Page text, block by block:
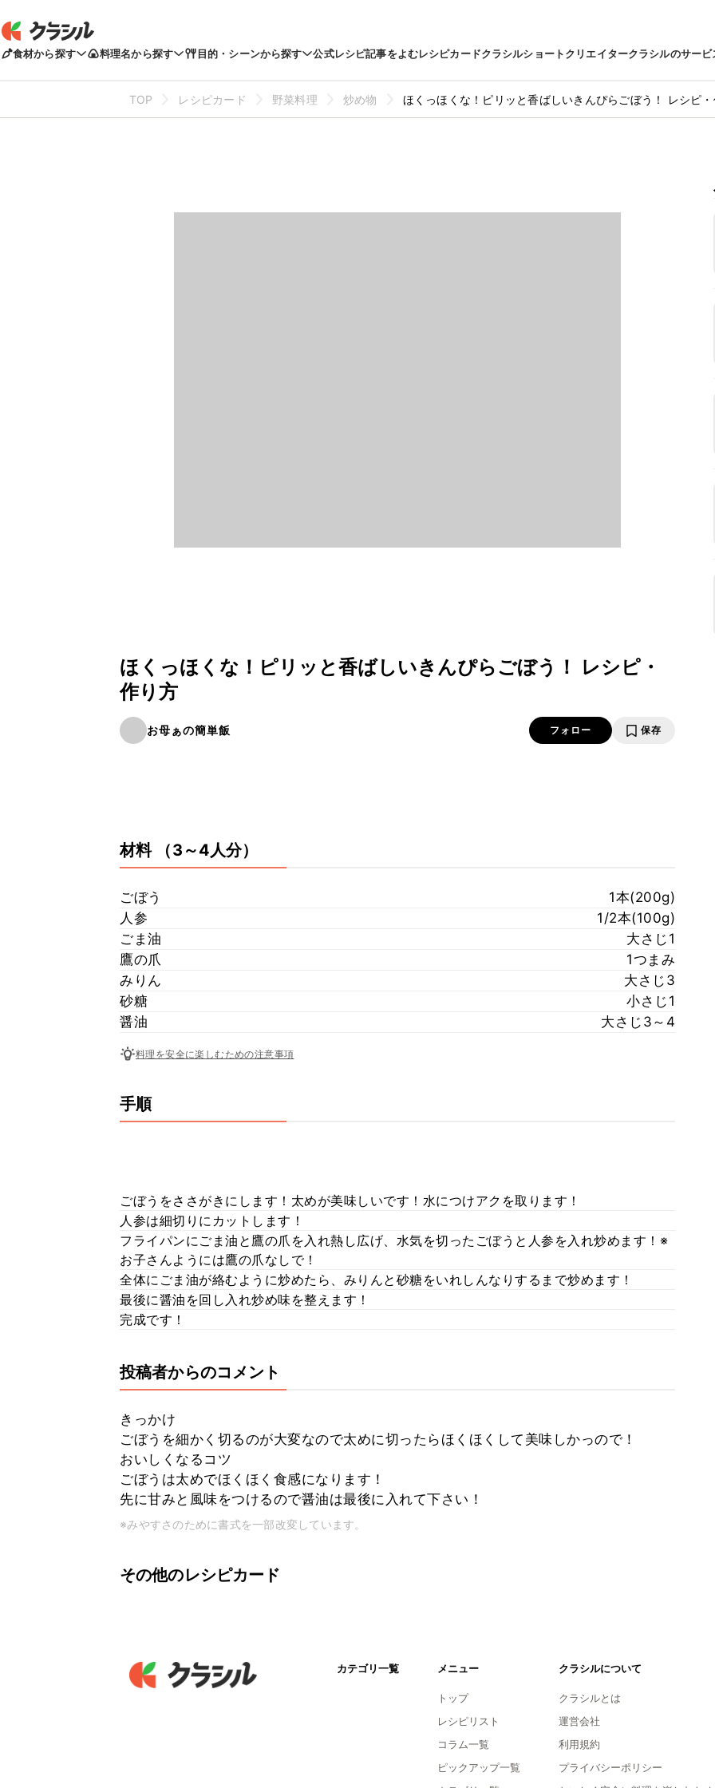
食材から探す 料理名から探す 目的・シーンから探す 公式レシピ記事をよむレシピカードクラシルショートクリエイタークラシルのサービ
TOP レシピカード 野菜料理 炒め物 ほくっほくな！ピリッと香ばしいきんぴらごぼう！ レシピ
ほくっほくな！ピリッと香ばしいきんぴらごぼう！ レシピ・
作り方
お母ぁの簡単飯 フォロー 保存
材料 （3～4人分）
ごぼう
1本(200g)
人参
1/2本(100g)
ごま油
大さじ1
鷹の爪
1つまみ
みりん
大さじ3
砂糖
小さじ1
醤油
大さじ3～4
料理を安全に楽しむための注意事項
手順
ごぼうをささがきにします！太めが美味しいです！水につけアクを取ります！
人参は細切りにカットします！
フライパンにごま油と鷹の爪を入れ熱し広げ、水気を切ったごぼうと人参を入れ炒めます！※
お子さんようには鷹の爪なしで！
全体にごま油が絡むように炒めたら、みりんと砂糖をいれしんなりするまで炒めます！
最後に醤油を回し入れ炒め味を整えます！
完成です！
投稿者からのコメント
きっかけ
ごぼうを細かく切るのが大変なので太めに切ったらほくほくして美味しかっので！
おいしくなるコツ
ごぼうは太めでほくほく食感になります！
先に甘みと風味をつけるので醤油は最後に入れて下さい！
※みやすさのために書式を一部改変しています。
その他のレシピカード
カテゴリ一覧 メニュー
トップ
レシピリスト
コラム一覧
ピックアップ一覧
クラシルについて
クラシルとは
運営会社
利用規約
プライバシーポリシー